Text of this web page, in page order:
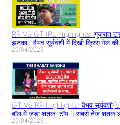
RR VS GT IPL Highlights: गुजरात
झटका.. वैभव सूर्यवंशी में दिखी क्रिस गेल
29/04/2025
GT VS RR Highlights: वैभव
बॉल में जड़ा शतक..टॉप 5 सबसे तेज शतक
29/04/2025